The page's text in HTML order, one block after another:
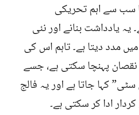
سب سے اہم تحریکی
یہ یادداشت بنانے اور نئی
مدد دیتا ہے۔ تاہم اس کی
پہنچا سکتی ہے، جسے
کہا جاتا ہے اور یہ فالج
ادا کر سکتی ہے۔